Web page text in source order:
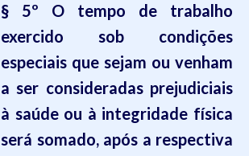
§ 5º O tempo de trabalho
exercido sob condições
especiais que sejam ou venham
a ser consideradas prejudiciais
à saúde ou à integridade física
será somado, após a respectiva